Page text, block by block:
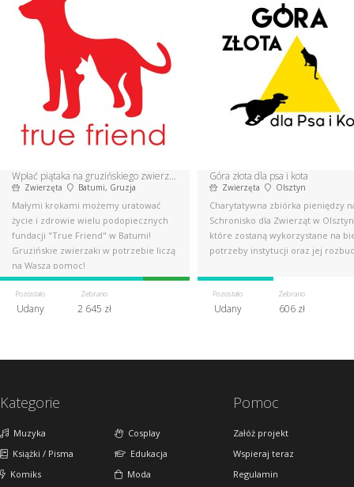
Wpłać piątaka na gruzińskiego zwierzaka!
Zwierzęta Batumi, Gruzja
Małymi krokami możemy uratować
życie i zdrowie wielu podopiecznych
fundacji "True Friend" w Batumi!
Gruzińskie zwierzaki w potrzebie liczą
na Waszą pomoc!
Pozostało
Udany
Zebrano
2 645 zł
Góra złota dla psa i kota
Zwierzęta Olsztyn
Charytatywna zbiórka pieniędzy
Schronisko dla Zwierząt w
które zostaną wykorzystane na
potrzeby instytucji oraz jej
Pozostało
Udany
Zebrano
606 zł
Kategorie
Muzyka
Książki / Pisma
Komiks
Cosplay
Edukacja
Moda
Pomoc
Załóż projekt
Wspieraj teraz
Regulamin